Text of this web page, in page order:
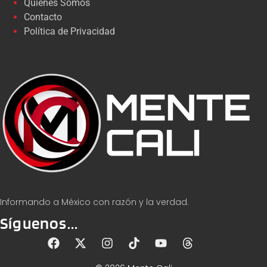
Informando a México con razón y la verdad.
Síguenos...
Quiénes Somos
Contacto
Política de Privacidad